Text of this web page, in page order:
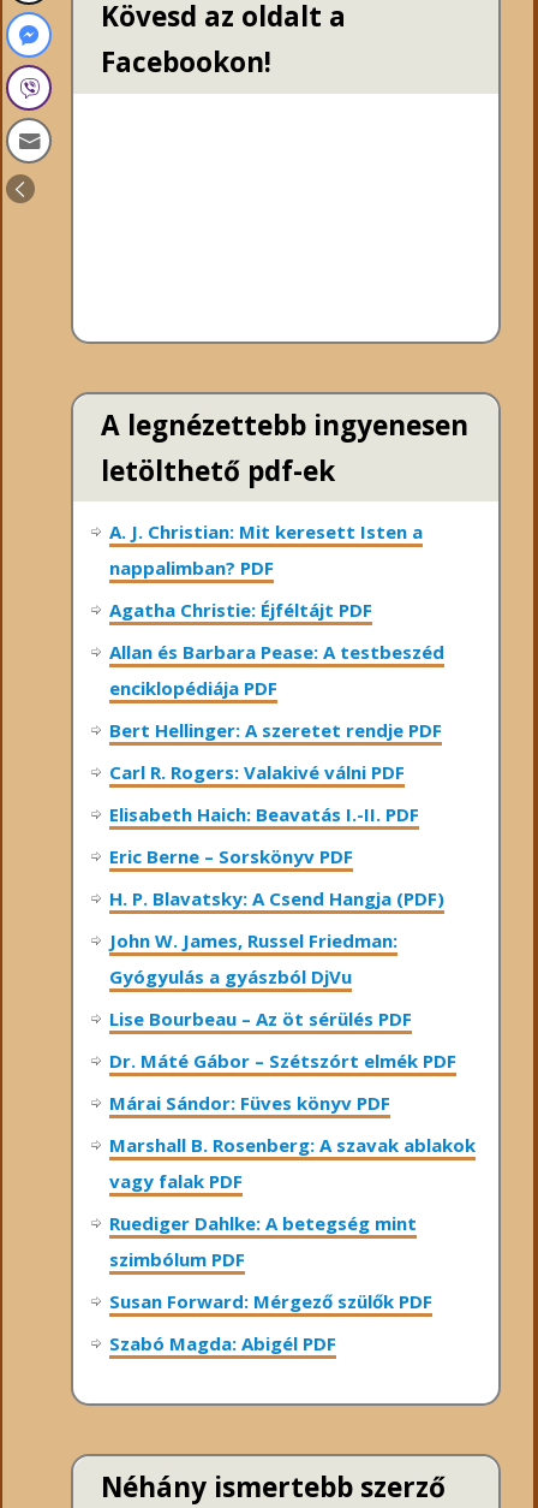
Kövesd az oldalt a
Facebookon!
A legnézettebb ingyenesen
letölthető pdf-ek
A. J. Christian: Mit keresett Isten a
nappalimban? PDF
Agatha Christie: Éjféltájt PDF
Allan és Barbara Pease: A testbeszéd
enciklopédiája PDF
Bert Hellinger: A ​szeretet rendje PDF
Carl R. Rogers: Valakivé válni PDF
Elisabeth Haich: Beavatás I.-II. PDF
Eric Berne – Sorskönyv PDF
H. P. Blavatsky: A Csend Hangja (PDF)
John W. James, Russel Friedman:
Gyógyulás a gyászból DjVu
Lise Bourbeau – Az öt sérülés PDF
Dr. Máté Gábor – Szétszórt elmék PDF
Márai Sándor: Füves könyv PDF
Marshall B. Rosenberg: A szavak ablakok
vagy falak PDF
Ruediger Dahlke: A betegség mint
szimbólum PDF
Susan Forward: Mérgező szülők PDF
Szabó Magda: Abigél PDF
Néhány ismertebb szerző